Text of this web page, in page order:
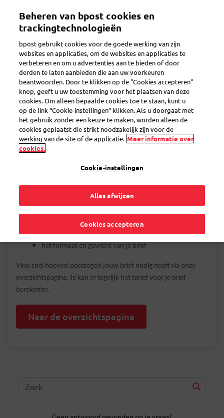
inhoud
Toggle navigation
Formaten en gewicht
Hoeveel postzegels
moeten er op mijn
Het aantal postzegels die je op je brief kleeft, hangt af van:
de bestemming
het formaat en gewicht van je brief
Vind snel hoeveel postzegels jouw brief nodig heeft via onze
overzichtspagina. Je kan er tegelijk het tarief voor je brief
berekenen.
Naar de overzichtspagina
Beheren van bpost cookies en
trackingtechnologieën
bpost gebruikt cookies voor de goede werking van zijn
websites en applicaties, om de websites en applicaties te
verbeteren en om u advertenties aan te bieden of door
derden te laten aanbieden die aan uw voorkeuren
beantwoorden. Door te klikken op de "Cookies accepteren"
knop, geeft u uw toestemming voor het plaatsen van deze
cookies. Om alleen bepaalde cookies toe te staan, kunt u
op de link “Cookie-instellingen” klikken. Als u doorgaat met
het gebruik zonder een keuze te maken, worden alleen de
cookies geplaatst die strikt noodzakelijk zijn voor de
werking van de site of de applicatie. Meer informatie over
cookies.
Cookie-instellingen
Alles afwijzen
Cookies accepteren